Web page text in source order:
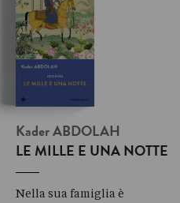
Kader ABDOLAH
LE MILLE E UNA NOTTE
Nella sua famiglia è